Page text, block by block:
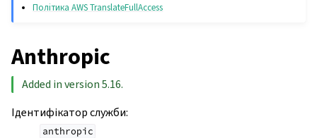
Політика AWS TranslateFullAccess
Anthropic
Added in version 5.16.
Ідентифікатор служби:
anthropic